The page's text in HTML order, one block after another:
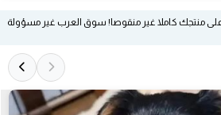
منتجك كاملا غير منقوصا! سوق العرب غير مسؤولة